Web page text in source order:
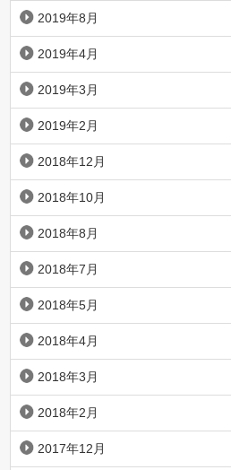
2019年8月
2019年4月
2019年3月
2019年2月
2018年12月
2018年10月
2018年8月
2018年7月
2018年5月
2018年4月
2018年3月
2018年2月
2017年12月